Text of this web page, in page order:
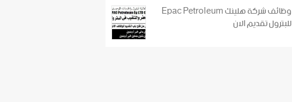
وظائف شركة هلينك Epac Petroleum
للبترول تقديم الان